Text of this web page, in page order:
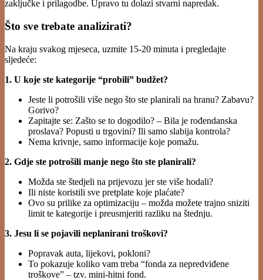
zaključke i prilagodbe. Upravo tu dolazi stvarni napredak.
Što sve trebate analizirati?
Na kraju svakog mjeseca, uzmite 15-20 minuta i pregledajte
sljedeće:
1. U koje ste kategorije “probili” budžet?
Jeste li potrošili više nego što ste planirali na hranu? Zabavu?
Gorivo?
Zapitajte se: Zašto se to dogodilo? – Bila je rođendanska
proslava? Popusti u trgovini? Ili samo slabija kontrola?
Nema krivnje, samo informacije koje pomažu.
2. Gdje ste potrošili manje nego što ste planirali?
Možda ste štedjeli na prijevozu jer ste više hodali?
Ili niste koristili sve pretplate koje plaćate?
Ovo su prilike za optimizaciju – možda možete trajno sniziti
limit te kategorije i preusmjeriti razliku na štednju.
3. Jesu li se pojavili neplanirani troškovi?
Popravak auta, lijekovi, pokloni?
To pokazuje koliko vam treba “fonda za nepredviđene
troškove” – tzv. mini-hitni fond.